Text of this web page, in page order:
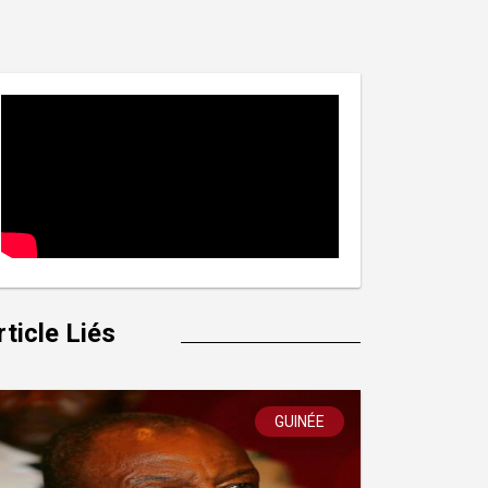
Liés
GUINÉE